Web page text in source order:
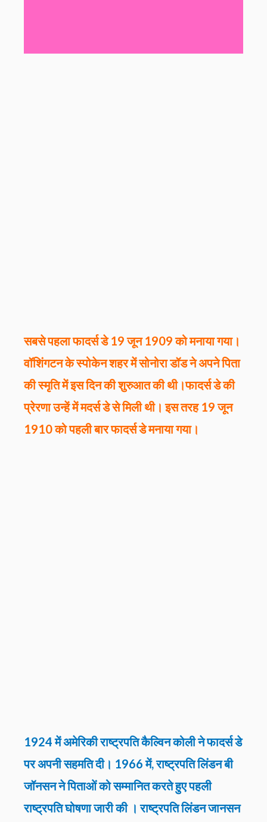
सबसे पहला फादर्स डे 19 जून 1909 को मनाया गया।
वॉशिंगटन के स्पोकेन शहर में सोनोरा डॉड ने अपने पिता
की स्मृति में इस दिन की शुरुआत की थी।फादर्स डे की
प्रेरणा उन्हें में मदर्स डे से मिली थी। इस तरह 19 जून
1910 को पहली बार फादर्स डे मनाया गया।
1924 में अमेरिकी राष्ट्रपति कैल्विन कोली ने फादर्स डे
पर अपनी सहमति दी। 1966 में, राष्ट्रपति लिंडन बी
जॉनसन ने पिताओं को सम्मानित करते हुए पहली
राष्ट्रपति घोषणा जारी की । राष्ट्रपति लिंडन जानसन